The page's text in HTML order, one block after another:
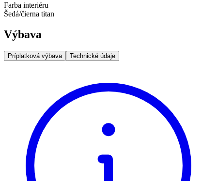
Farba interiéru
Šedá/čierna titan
Výbava
Príplatková výbava Technické údaje